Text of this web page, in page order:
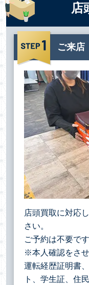
店
ご来店
店頭買取に対応
さい。
ご予約は不要です
※本人確認をさ
運転経歴証明書
ト、学生証、住